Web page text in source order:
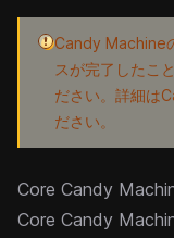
Candy Machine
スが完了したこ
ださい。詳細は
ださい。
Core Candy
Core Candy